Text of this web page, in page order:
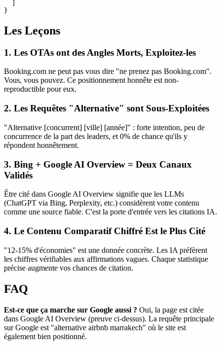
Les Leçons
1. Les OTAs ont des Angles Morts, Exploitez-les
Booking.com ne peut pas vous dire "ne prenez pas Booking.com".
Vous, vous pouvez. Ce positionnement honnête est non-
reproductible pour eux.
2. Les Requêtes "Alternative" sont Sous-Exploitées
"Alternative [concurrent] [ville] [année]" : forte intention, peu de
concurrence de la part des leaders, et 0% de chance qu'ils y
répondent honnêtement.
3. Bing + Google AI Overview = Deux Canaux
Validés
Être cité dans Google AI Overview signifie que les LLMs
(ChatGPT via Bing, Perplexity, etc.) considèrent votre contenu
comme une source fiable. C'est la porte d'entrée vers les citations IA.
4. Le Contenu Comparatif Chiffré Est le Plus Cité
"12-15% d'économies" est une donnée concrète. Les IA préfèrent
les chiffres vérifiables aux affirmations vagues. Chaque statistique
précise augmente vos chances de citation.
FAQ
Est-ce que ça marche sur Google aussi ? Oui, la page est citée
dans Google AI Overview (preuve ci-dessus). La requête principale
sur Google est "alternative airbnb marrakech" où le site est
également bien positionné.